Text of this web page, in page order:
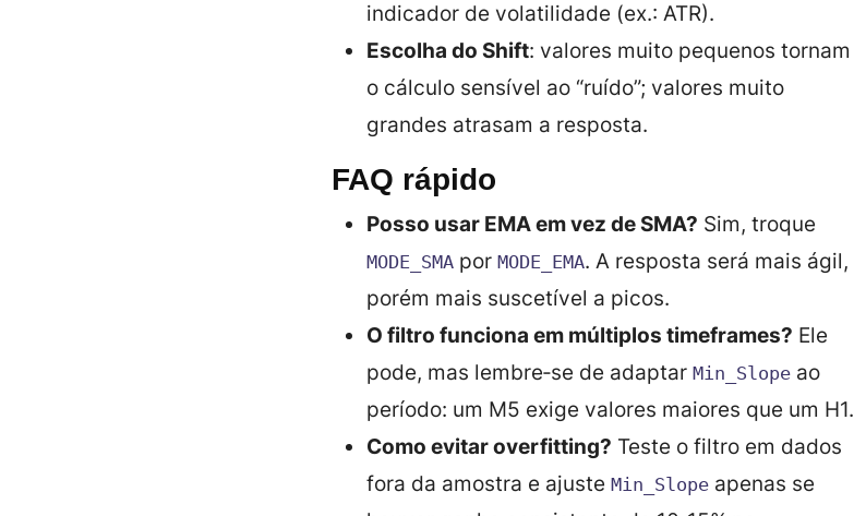
indicador de volatilidade (ex.: ATR).
Escolha do Shift: valores muito pequenos tornam
o cálculo sensível ao “ruído”; valores muito
grandes atrasam a resposta.
FAQ rápido
Posso usar EMA em vez de SMA? Sim, troque
MODE_SMA por MODE_EMA. A resposta será mais ágil,
porém mais suscetível a picos.
O filtro funciona em múltiplos timeframes? Ele
pode, mas lembre‑se de adaptar Min_Slope ao
período: um M5 exige valores maiores que um H1.
Como evitar overfitting? Teste o filtro em dados
fora da amostra e ajuste Min_Slope apenas se